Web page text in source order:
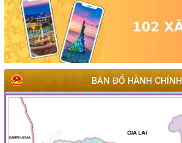
BẢN ĐỒ HÀNH CHÍNH